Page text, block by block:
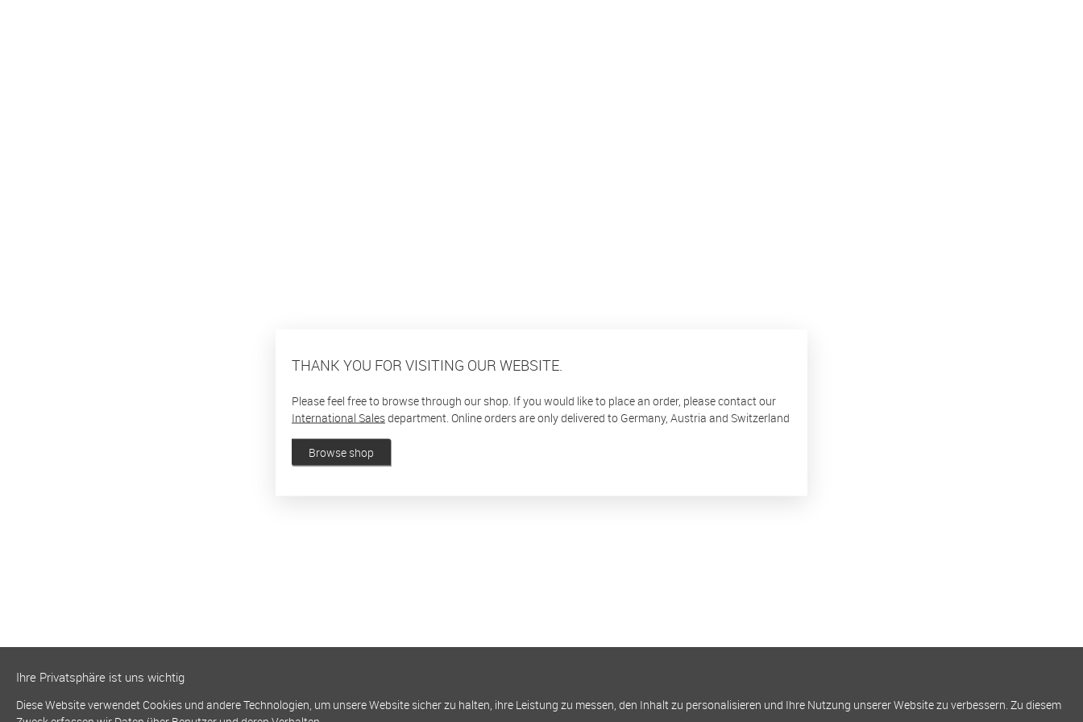
THANK YOU FOR VISITING OUR WEBSITE.
Please feel free to browse through our shop. If you would like to place an order, please contact our
International Salesdepartment. Online orders are only delivered to Germany, Austria and Switzerland
Browse shop
Ihre Privatsphäre ist uns wichtig
Diese Website verwendet Cookies und andere Technologien, um unsere Website sicher zu halten, ihre Leistung zu messen, den Inhalt zu personalisieren und Ihre Nutzung unserer Website zu verbessern. Zu diesem